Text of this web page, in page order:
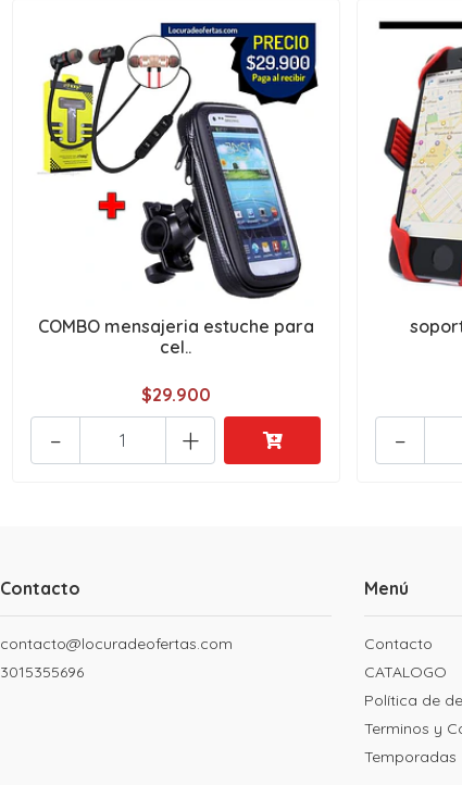
COMBO mensajeria estuche para
cel..
$29.900
+
- -
Contacto
contacto@locuradeofertas.com
3015355696
Menú
Contacto
CATALOGO
Política de
Terminos y
Temporadas